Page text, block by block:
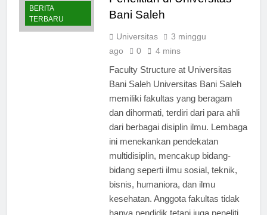
BERITA
Penelitian di Universitas
Universitas
3 minggu
Faculty Structure at Universitas
Bani Saleh Universitas Bani Saleh
memiliki fakultas yang beragam
dan dihormati, terdiri dari para ahli
dari berbagai disiplin ilmu. Lembaga
ini menekankan pendekatan
multidisiplin, mencakup bidang-
bidang seperti ilmu sosial, teknik,
bisnis, humaniora, dan ilmu
kesehatan. Anggota fakultas tidak